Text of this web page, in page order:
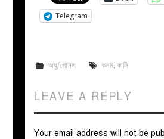
করুন
Telegram
অযু/গোসল কলম, কালি
LEAVE A REPLY
Your email address will not be